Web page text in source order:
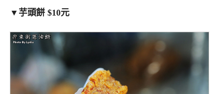
▼芋頭餅 $10元